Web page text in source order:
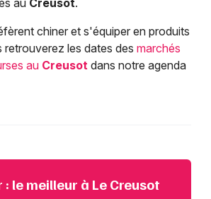
au Creusot.
chiner et s'équiper en produits
les dates des marchés
au Creusot dans notre agenda
le meilleur à Le Creusot